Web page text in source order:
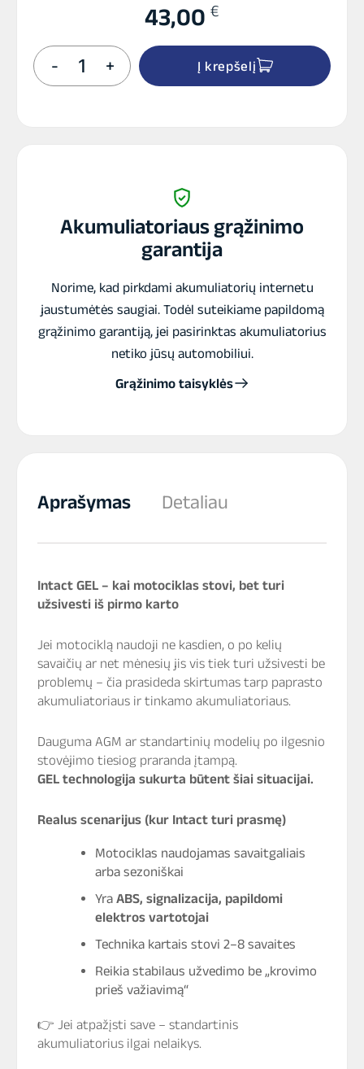
43,00 €
-
produkto
kiekis:
INTACT
+ Į krepšelį
Akumuliatoriaus grąžinimo
garantija
Norime, kad pirkdami akumuliatorių internetu
jaustumėtės saugiai. Todėl suteikiame papildomą
grąžinimo garantiją, jei pasirinktas akumuliatorius
netiko jūsų automobiliui.
Grąžinimo taisyklės
Aprašymas Detaliau
Intact GEL – kai motociklas stovi, bet turi
užsivesti iš pirmo karto
Jei motociklą naudoji ne kasdien, o po kelių
savaičių ar net mėnesių jis vis tiek turi užsivesti be
problemų – čia prasideda skirtumas tarp paprasto
akumuliatoriaus ir tinkamo akumuliatoriaus.
Dauguma AGM ar standartinių modelių po ilgesnio
stovėjimo tiesiog praranda įtampą.
GEL technologija sukurta būtent šiai situacijai.
Realus scenarijus (kur Intact turi prasmę)
Motociklas naudojamas savaitgaliais
arba sezoniškai
Yra ABS, signalizacija, papildomi
elektros vartotojai
Technika kartais stovi 2–8 savaites
Reikia stabilaus užvedimo be „krovimo
prieš važiavimą“
👉 Jei atpažįsti save – standartinis
akumuliatorius ilgai nelaikys.